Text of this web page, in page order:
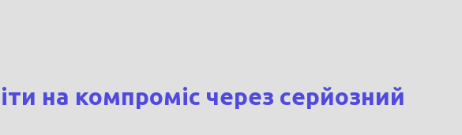
на компроміс через серйозний